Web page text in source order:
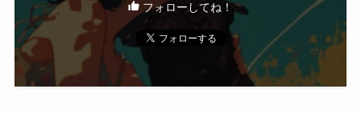
フォローしてね！